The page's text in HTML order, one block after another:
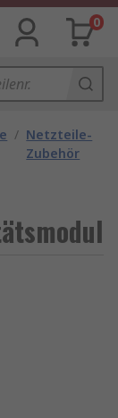
0
/ Netzteile-
Zubehör